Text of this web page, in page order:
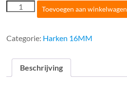
Harken
HK408
drieschijfs
Toevoegen aan winkelwagen
Categorie: Harken 16MM
Beschrijving